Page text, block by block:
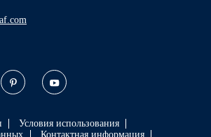
Pinterest
Условия использования
Контактная информация